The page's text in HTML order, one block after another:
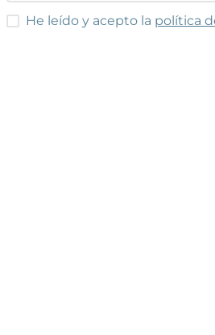
He leído y acepto las
He leído y acepto la política